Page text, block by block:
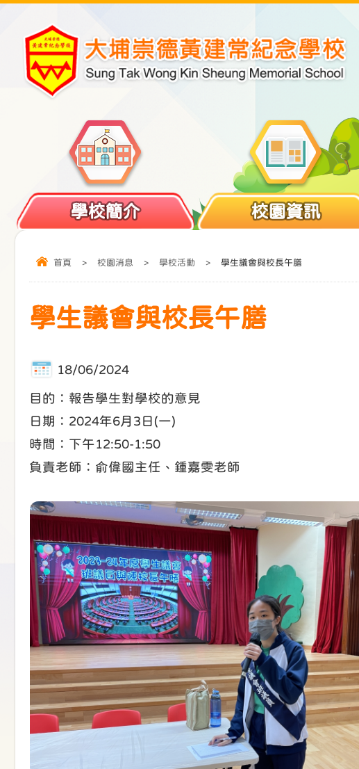
學校簡介 校園資訊
首頁 > 校園消息 > 學校活動 > 學生議會與校長午膳
學生議會與校長午膳
18/06/2024
目的：報告學生對學校的意見
日期：2024年6月3日(一)
時間：下午12:50-1:50
負責老師：俞偉國主任、鍾嘉雯老師